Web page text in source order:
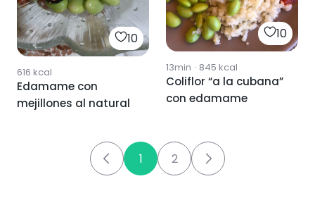
10
616 kcal
Edamame con
mejillones al natural
10
13min · 845 kcal
Coliflor “a la cubana”
con edamame
1 2